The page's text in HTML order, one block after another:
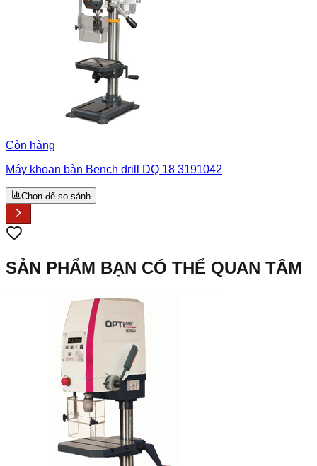
Còn hàng
Máy khoan bàn Bench drill DQ 18 3191042
Chọn để so sánh
SẢN PHẨM BẠN CÓ THỂ QUAN TÂM